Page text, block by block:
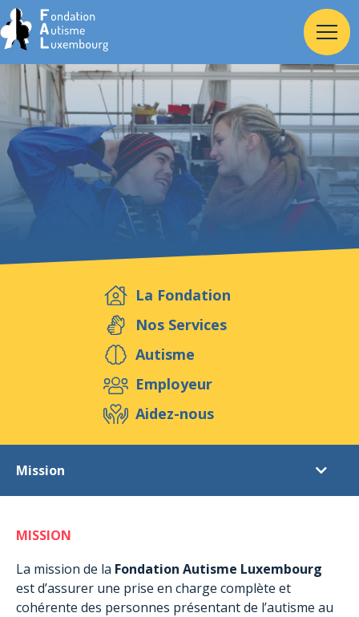
Accueil
Fondation
Services
Employeur
Aidez-nous
Evénements Publications Médias
La Fondation
Nos Services
Autisme
Employeur
Aidez-nous
Mission
Objectifs
But
Mission
MISSION
La mission de la Fondation Autisme Luxembourg
est d’assurer une prise en charge complète et
cohérente des personnes présentant de l’autisme au